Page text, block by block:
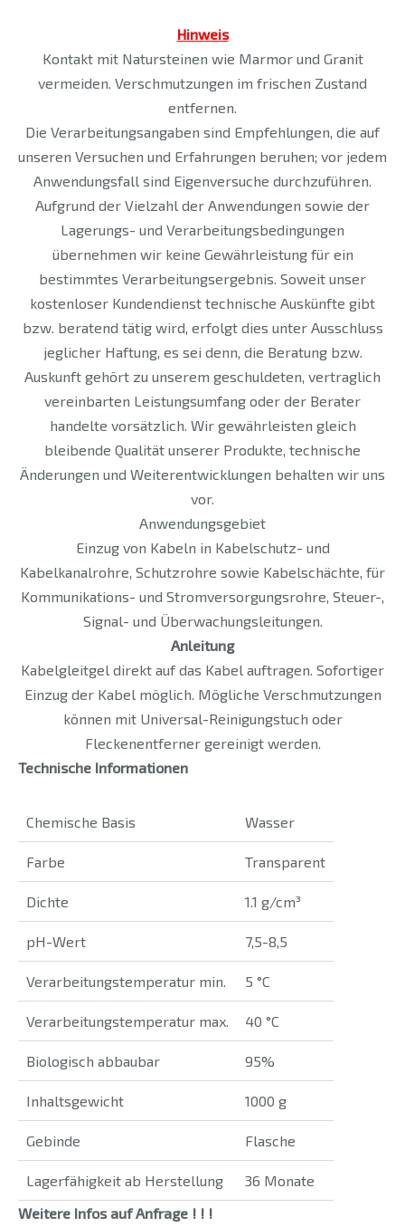
Hinweis
Kontakt mit Natursteinen wie Marmor und Granit
vermeiden. Verschmutzungen im frischen Zustand
entfernen.
Die Verarbeitungsangaben sind Empfehlungen, die auf
unseren Versuchen und Erfahrungen beruhen; vor jedem
Anwendungsfall sind Eigenversuche durchzuführen.
Aufgrund der Vielzahl der Anwendungen sowie der
Lagerungs- und Verarbeitungsbedingungen
übernehmen wir keine Gewährleistung für ein
bestimmtes Verarbeitungsergebnis. Soweit unser
kostenloser Kundendienst technische Auskünfte gibt
bzw. beratend tätig wird, erfolgt dies unter Ausschluss
jeglicher Haftung, es sei denn, die Beratung bzw.
Auskunft gehört zu unserem geschuldeten, vertraglich
vereinbarten Leistungsumfang oder der Berater
handelte vorsätzlich. Wir gewährleisten gleich
bleibende Qualität unserer Produkte, technische
Änderungen und Weiterentwicklungen behalten wir uns
vor.
Anwendungsgebiet
Einzug von Kabeln in Kabelschutz- und
Kabelkanalrohre, Schutzrohre sowie Kabelschächte, für
Kommunikations- und Stromversorgungsrohre, Steuer-,
Signal- und Überwachungsleitungen.
Anleitung
Kabelgleitgel direkt auf das Kabel auftragen. Sofortiger
Einzug der Kabel möglich. Mögliche Verschmutzungen
können mit Universal-Reinigungstuch oder
Fleckenentferner gereinigt werden.
Technische Informationen
Chemische Basis Wasser
Farbe Transparent
Dichte 1.1 g/cm³
pH-Wert 7,5-8,5
Verarbeitungstemperatur min. 5 °C
Verarbeitungstemperatur max. 40 °C
Biologisch abbaubar 95%
Inhaltsgewicht 1000 g
Gebinde Flasche
Lagerfähigkeit ab Herstellung
36 Monate
Weitere Infos auf Anfrage ! ! !